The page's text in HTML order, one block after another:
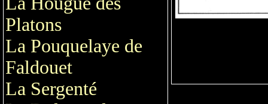
Platons
La Pouquelaye de
Faldouet
La Sergenté